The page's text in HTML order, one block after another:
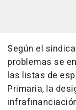
Según el
problemas se
las listas de
Primaria, la